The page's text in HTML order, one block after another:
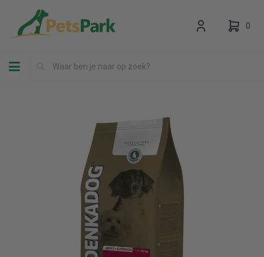
Toggle navigation
0
Uw winkelwagen is leeg.
Vul hem met producten.